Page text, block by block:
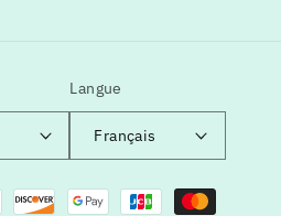
Langue
Français